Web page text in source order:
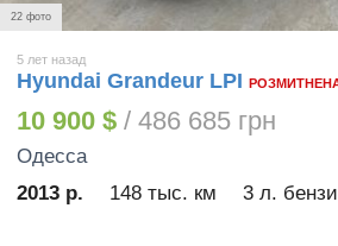
22 фото
5 лет назад
Hyundai Grandeur LPI
10 900 $ / 486 685 грн
Одесса
2013 р.
148 тыс. км 3 л.